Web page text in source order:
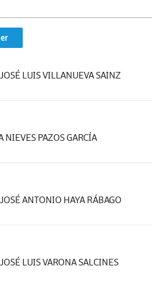
LUIS VILLANUEVA SAINZ
NIEVES PAZOS GARCÍA
ANTONIO HAYA RÁBAGO
LUIS VARONA SALCINES